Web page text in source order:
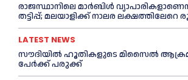
രാജസ്ഥാനിലെ മാർബിൾ വ്യാപാരികളാണെന്ന്
തട്ടിപ്പ്; മലയാളിക്ക് നാലര ലക്ഷത്തിലേറെ
LATEST NEWS
സൗദിയിൽ ഹൂതികളുടെ മിസൈൽ
പേർക്ക് പരുക്ക്